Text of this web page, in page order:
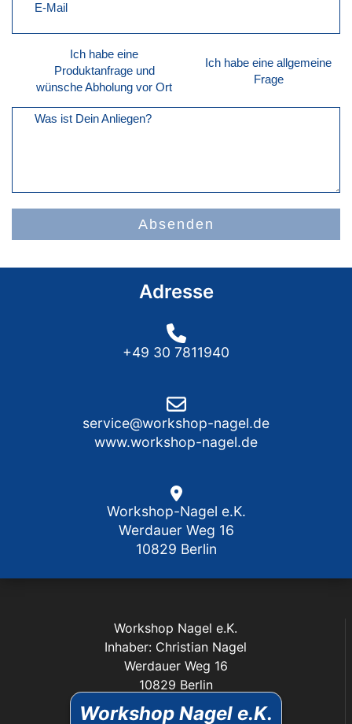
Workshop Nagel e.K.
E-Mail
Ich habe eine
Produktanfrage und
wünsche Abholung vor Ort
Ich habe eine allgemeine
Frage
Was ist Dein Anliegen?
Absenden
Adresse
+49 30 7811940
service@workshop-nagel.de
www.workshop-nagel.de
Workshop-Nagel e.K.
Werdauer Weg 16
10829 Berlin
Workshop Nagel e.K.
Inhaber: Christian Nagel
Werdauer Weg 16
10829 Berlin
service@workshop-nagel.de